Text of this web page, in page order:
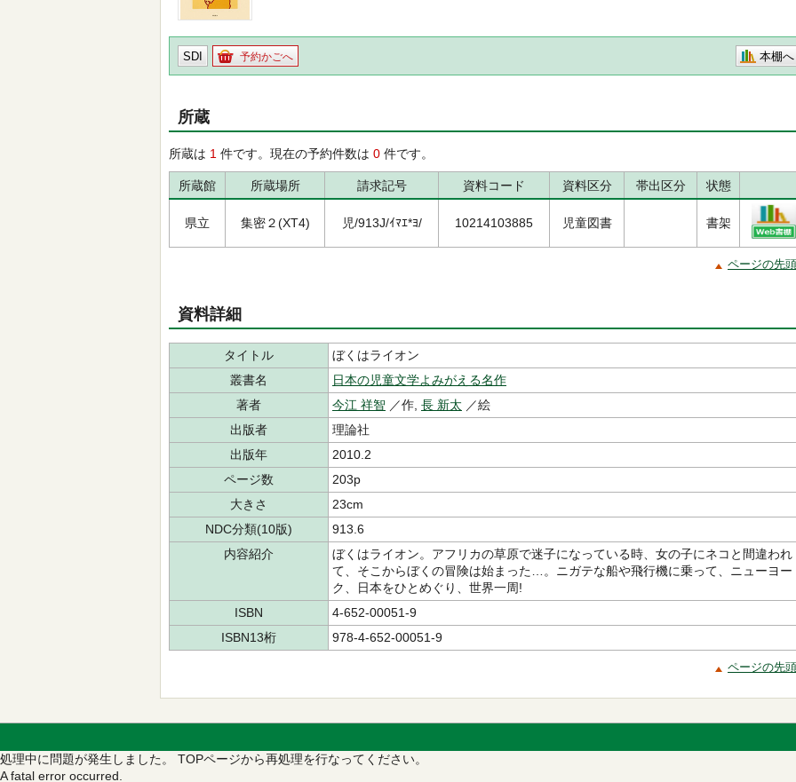
SDI 予約かごへ 本棚へ
所蔵
所蔵は 1 件です。現在の予約件数は 0 件です。
所蔵館 所蔵場所 請求記号 資料コード 資料区分 帯出区分 状態
県立 集密２(XT4) 児/913J/ｲﾏｴ*ﾖ/ 10214103885 児童図書 書架
ページの先
資料詳細
タイトル
ぼくはライオン
叢書名
日本の児童文学よみがえる名作
著者
今江 祥智 ／作, 長 新太 ／絵
出版者
理論社
出版年
2010.2
ページ数
203p
大きさ
23cm
NDC分類(10版)
913.6
内容紹介
ぼくはライオン。アフリカの草原で迷子になっている時、女の子にネコと間違われ
て、そこからぼくの冒険は始まった…。ニガテな船や飛行機に乗って、ニューヨー
ク、日本をひとめぐり、世界一周!
ISBN
4-652-00051-9
ISBN13桁
978-4-652-00051-9
ページの先
処理中に問題が発生しました。 TOPページから再処理を行なってください。
A fatal error occurred.